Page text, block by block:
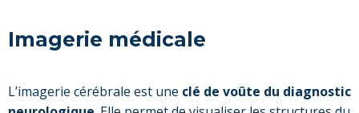
Imagerie médicale
L’imagerie cérébrale est une clé de voûte du diagnostic